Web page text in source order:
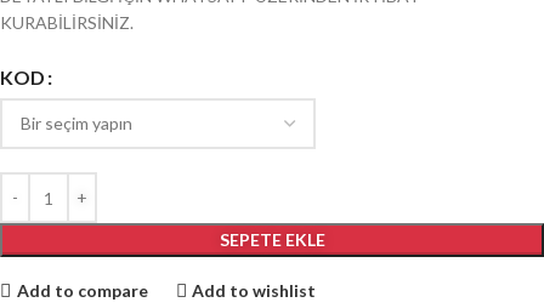
KURABİLİRSİNİZ.
KOD
SEPETE EKLE
Add to compare Add to wishlist